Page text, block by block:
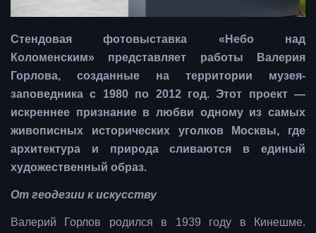
Стендовая фотовыставка «Небо над
Коломенским» представляет работы Валерия
Горлова, созданные на территории музея-
заповедника с 1980 по 2012 год. Этот проект —
искреннее признание в любви одному из самых
живописных исторических уголков Москвы, где
архитектура и природа сливаются в единый
художественный образ.
От геодезии к искусству
Валерий Горлов родился в 1939 году в Кинешме.